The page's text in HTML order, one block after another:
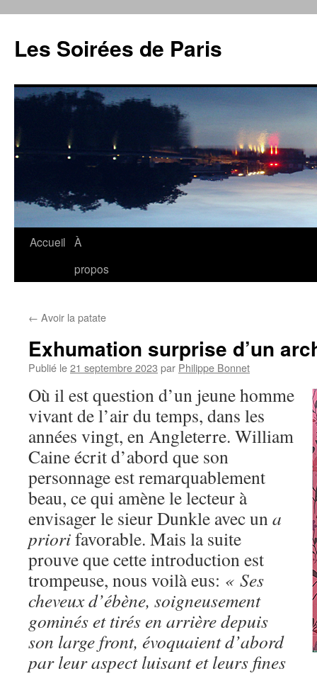
contenu
Les Soirées de Paris
Accueil À
propos
← Avoir la patate
Exhumation surprise d’un
Publié le21 septembre 2023 par Philippe Bonnet
Où il est question d’un jeune homme
vivant de l’air du temps, dans les
années vingt, en Angleterre. William
Caine écrit d’abord que son
personnage est remarquablement
beau, ce qui amène le lecteur à
envisager le sieur Dunkle avec una
priorifavorable. Mais la suite
prouve que cette introduction est
trompeuse, nous voilà eus: « Ses
cheveux d’ébène, soigneusement
gominés et tirés en arrière depuis
son large front, évoquaient d’abord
par leur aspect luisant et leurs fines